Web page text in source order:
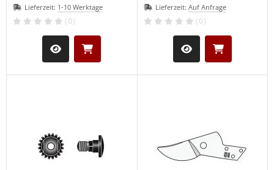
Lieferzeit: 1-10 Werktage
(0)
Lieferzeit: Auf Anfrage
(0)